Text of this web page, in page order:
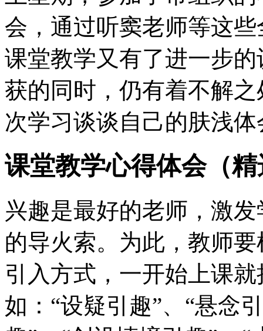
会，通过听窦老师等这
课堂教学又有了进一步
获的同时，仍有着不解
次学习谈谈自己的肤浅体
课堂教学心得体会（
兴趣是最好的老师，激
的导火索。为此，教师
引入方式，一开始上课
如：“设疑引趣”、“悬念